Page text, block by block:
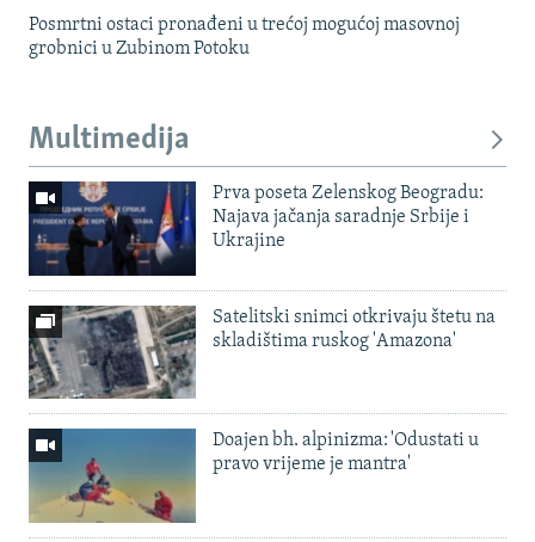
Posmrtni ostaci pronađeni u trećoj mogućoj masovnoj
grobnici u Zubinom Potoku
Multimedija
Prva poseta Zelenskog Beogradu:
Najava jačanja saradnje Srbije i
Ukrajine
Satelitski snimci otkrivaju štetu na
skladištima ruskog 'Amazona'
Doajen bh. alpinizma: 'Odustati u
pravo vrijeme je mantra'